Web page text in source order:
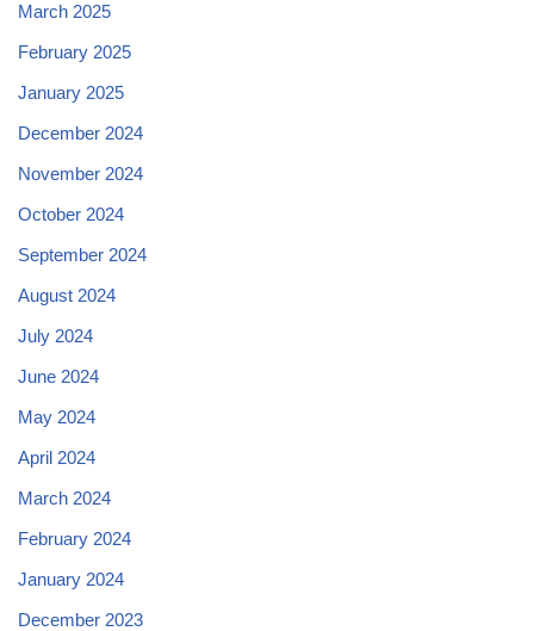
March 2025
February 2025
January 2025
December 2024
November 2024
October 2024
September 2024
August 2024
July 2024
June 2024
May 2024
April 2024
March 2024
February 2024
January 2024
December 2023